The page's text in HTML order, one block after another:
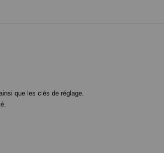
que les clés de réglage.